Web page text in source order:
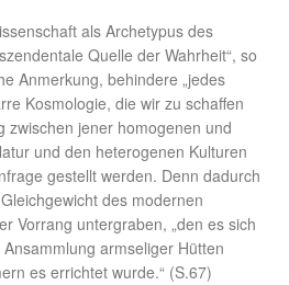
als Archetypus des
Quelle der Wahrheit“, so
Anmerkung, behindere „jedes
Kosmologie, die wir zu schaffen
zwischen jener homogenen und
und den heterogenen Kulturen
gestellt werden. Denn dadurch
des modernen
Vorrang untergraben, „den es sich
armseliger Hütten
es errichtet wurde.“ (S.67)